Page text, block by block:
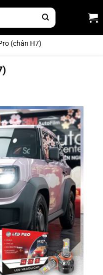
(chân H7)